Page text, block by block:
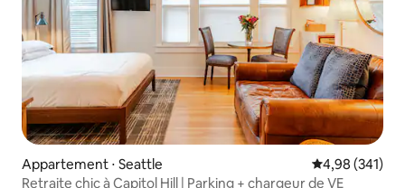
Appartement ⋅ Seattle Évaluation
4,98 (341)
Retraite chic à Capitol Hill | Parking + chargeur de VE